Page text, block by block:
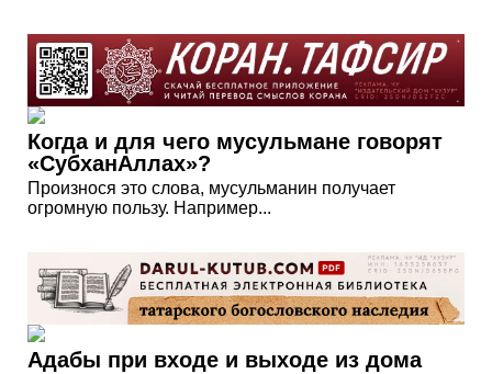
Когда и для чего мусульмане говорят
«СубханАллах»?
Произнося это слова, мусульманин получает
огромную пользу. Например...
Адабы при входе и выходе из дома